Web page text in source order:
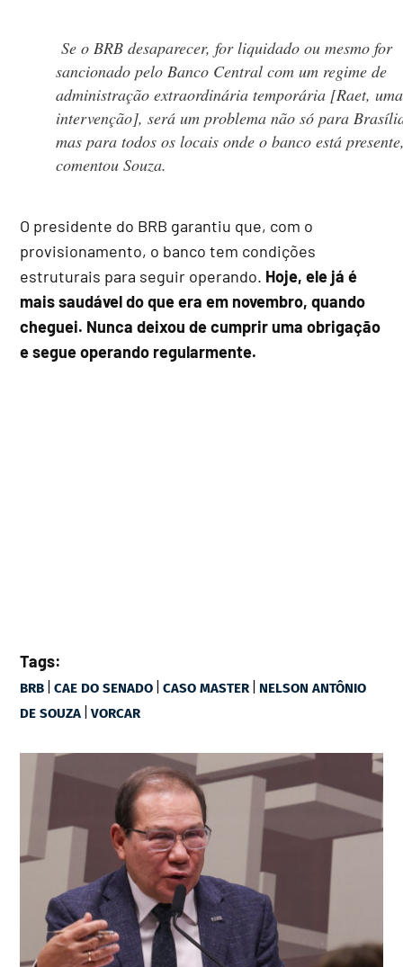
Se o BRB desaparecer, for liquidado ou mesmo for
sancionado pelo Banco Central com um regime de
administração extraordinária temporária [Raet, uma
intervenção], será um problema não só para
mas para todos os locais onde o banco está
comentou Souza.
O presidente do BRB garantiu que, com o
provisionamento, o banco tem condições
estruturais para seguir operando. Hoje, ele já é
mais saudável do que era em novembro, quando
cheguei. Nunca deixou de cumprir uma obrigação
e segue operando regularmente.
Tags:
BRB |CAE DO SENADO |CASO MASTER | NELSON ANTÔNIO
DE SOUZA |VORCAR